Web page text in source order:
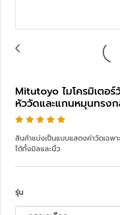
Mitutoyo ไมโครมิเตอ
หัววัดและแกนหมุนทรง
สินค้าแบ่งเป็นแบบแสดงค่าวัดเฉพ
ได้ทั้งมิลและนิ้ว
รุ่น